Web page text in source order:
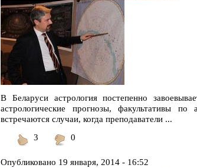
В Беларуси астрология постепенно
астрологические прогнозы, факультативы
встречаются случаи, когда преподаватели ...
3
понравилось
0
Опубликовано 19 января, 2014 - 16:52